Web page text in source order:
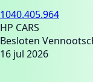
1040.405.964
HP CARS
Besloten
16 jul 2026